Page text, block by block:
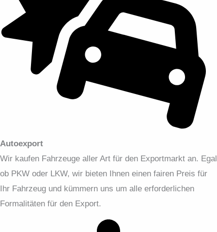
Autoexport
Wir kaufen Fahrzeuge aller Art für den Exportmarkt an. Egal
ob PKW oder LKW, wir bieten Ihnen einen fairen Preis für
Ihr Fahrzeug und kümmern uns um alle erforderlichen
Formalitäten für den Export.